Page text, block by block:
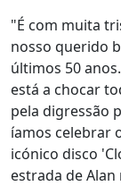
"É com muita
nosso querido
últimos 50
está a chocar
pela digressão
íamos celebrar
icónico disco
estrada de Alan